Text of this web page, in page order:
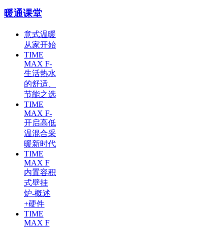
暖通课堂
意式温暖
从家开始
TIME
MAX F-
生活热水
的舒适、
节能之选
TIME
MAX F-
开启高低
温混合采
暖新时代
TIME
MAX F
内置容积
式壁挂
炉-概述
+硬件
TIME
MAX F